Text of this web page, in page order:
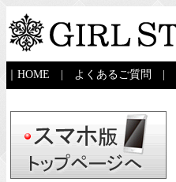
HOME よくあるご質問